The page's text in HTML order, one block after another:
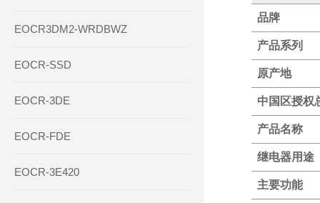
EOCR3DM2-WRDBWZ
EOCR-SSD
EOCR-3DE
EOCR-FDE
EOCR-3E420
品牌
产品系列
原产地
中国区授权
产品名称
继电器用途
主要功能